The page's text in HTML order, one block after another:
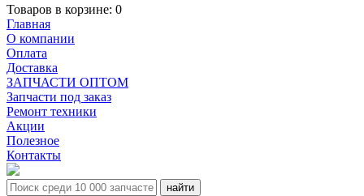
Товаров в корзине: 0
Главная
О компании
Оплата
Доставка
ЗАПЧАСТИ ОПТОМ
Запчасти под заказ
Ремонт техники
Акции
Полезное
Контакты